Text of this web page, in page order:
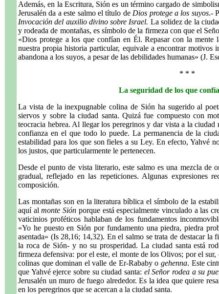
Además, en la Escritura, Sión es un término cargado de
Jerusalén da a este salmo el título de Dios protege a los suyos.-
Invocación del auxilio divino sobre Israel. La solidez de la
y rodeada de montañas, es símbolo de la firmeza con que el
«Dios protege a los que confían en Él. Repasar con la
nuestra propia historia particular, equivale a encontrar motivos
abandona a los suyos, a pesar de las debilidades humanas» (J.
* * *
La seguridad de los que
La vista de la inexpugnable colina de Sión ha sugerido al
siervos y sobre la ciudad santa. Quizá fue compuesto con
teocracia hebrea. Al llegar los peregrinos y dar vista a la
confianza en el que todo lo puede. La permanencia de la
estabilidad para los que son fieles a su Ley. En efecto, Yahvé
los justos, que particularmente le pertenecen.
Desde el punto de vista literario, este salmo es una mezcla de
gradual, reflejado en las repeticiones. Algunas expresiones
composición.
Las montañas son en la literatura bíblica el símbolo de la
aquí almonte Sión porque está especialmente vinculado a las
vaticinios proféticos hablaban de los fundamentos
«Yo he puesto en Sión por fundamento una piedra, piedra
asentada» (Is 28,16; 14,32). En el salmo se trata de destacar
la roca de Sión- y no su prosperidad. La ciudad santa está
firmeza defensiva: por el este, el monte de los Olivos; por el
colinas que dominan el valle de Er-Rababy o gehenna. Este
que Yahvé ejerce sobre su ciudad santa: el Señor rodea a su
Jerusalén un muro de fuego alrededor. Es la idea que quiere
en los peregrinos que se acercan a la ciudad santa.